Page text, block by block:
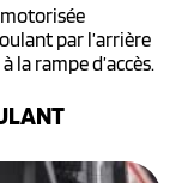
par l’arrière
la rampe d’accès.